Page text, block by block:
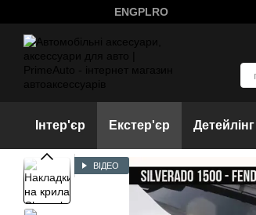
Перейти к основному контенту
ENGPLRO
Інтер'єр Екстер'єр Детейлінг
ВІДЕО